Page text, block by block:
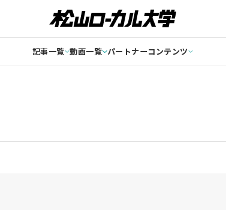
記事一覧 動画一覧 パートナーコンテンツ